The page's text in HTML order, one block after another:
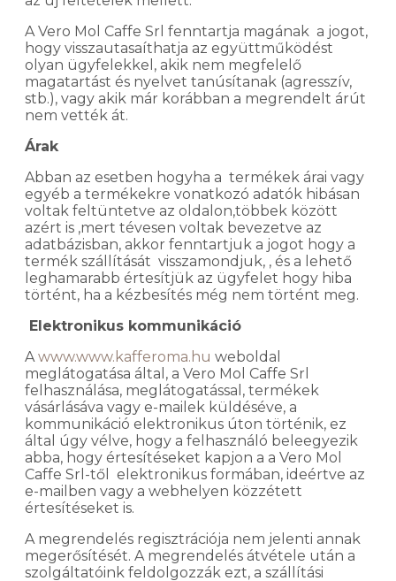
A Vero Mol Caffe Srl fenntartja magának a jogot,
hogy visszautasaíthatja az együttműködést
olyan ügyfelekkel, akik nem megfelelő
magatartást és nyelvet tanúsítanak (agresszív,
stb.), vagy akik már korábban a megrendelt árút
nem vették át.
Árak
Abban az esetben hogyha a termékek árai vagy
egyéb a termékekre vonatkozó adatók hibásan
voltak feltüntetve az oldalon,többek között
azért is ,mert tévesen voltak bevezetve az
adatbázisban, akkor fenntartjuk a jogot hogy a
termék szállítását visszamondjuk, , és a lehető
leghamarabb értesítjük az ügyfelet hogy hiba
történt, ha a kézbesítés még nem történt meg.
Elektronikus kommunikáció
A www.www.kafferoma.hu weboldal
meglátogatása által, a Vero Mol Caffe Srl
felhasználása, meglátogatással, termékek
vásárlásáva vagy e-mailek küldéséve, a
kommunikáció elektronikus úton történik, ez
által úgy vélve, hogy a felhasználó beleegyezik
abba, hogy értesítéseket kapjon a a Vero Mol
Caffe Srl-től elektronikus formában, ideértve az
e-mailben vagy a webhelyen közzétett
értesítéseket is.
A megrendelés regisztrációja nem jelenti annak
megerősítését. A megrendelés átvétele után a
szolgáltatóink feldolgozzák ezt, a szállítási